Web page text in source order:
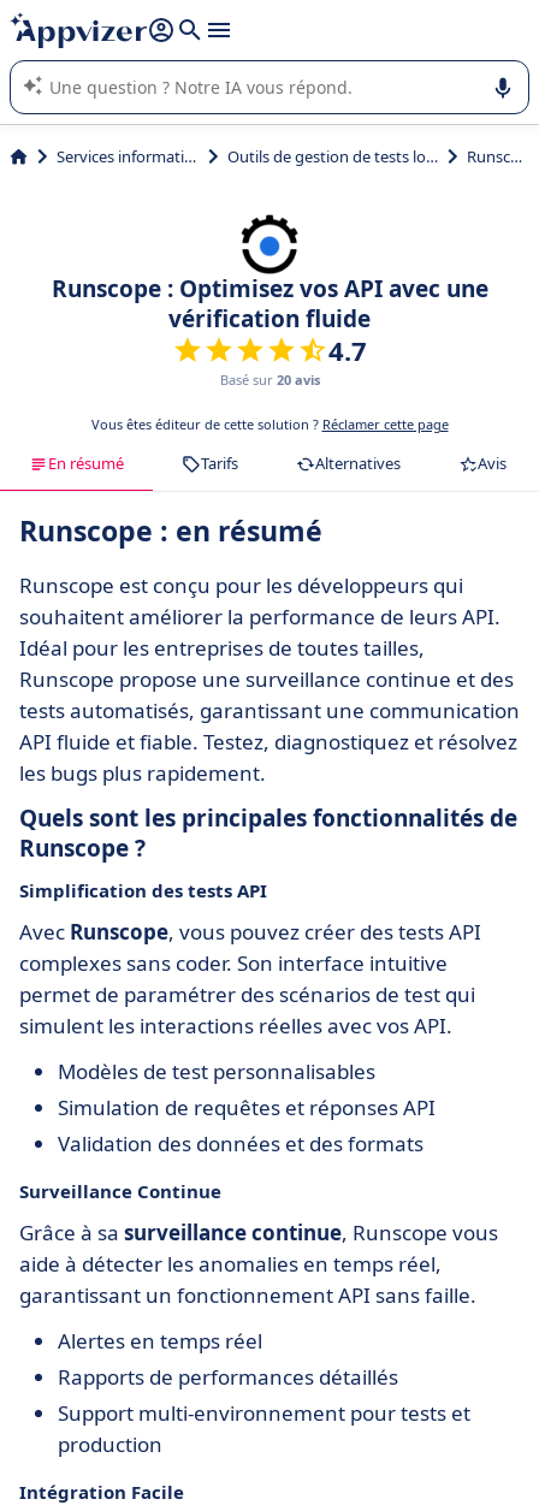
répondre (plusieurs lignes avec
L'IA de Appvizer vous guide dans l'utilisation ou la sélection de
logiciel SaaS en entreprise.
Services informatiques Outils de gestion de tests logiciels Runscope
Runscope : Optimisez vos API avec une
vérification fluide
4.7
Basé sur 20 avis
Vous êtes éditeur de cette solution ? Réclamer cette page
En résumé Tarifs Alternatives Avis
Runscope : en résumé
Runscope est conçu pour les développeurs qui
souhaitent améliorer la performance de leurs API.
Idéal pour les entreprises de toutes tailles,
Runscope propose une surveillance continue et des
tests automatisés, garantissant une communication
API fluide et fiable. Testez, diagnostiquez et résolvez
les bugs plus rapidement.
Quels sont les principales fonctionnalités de
Runscope ?
Simplification des tests API
Avec Runscope, vous pouvez créer des tests API
complexes sans coder. Son interface intuitive
permet de paramétrer des scénarios de test qui
simulent les interactions réelles avec vos API.
Modèles de test personnalisables
Simulation de requêtes et réponses API
Validation des données et des formats
Surveillance Continue
Grâce à sa surveillance continue, Runscope vous
aide à détecter les anomalies en temps réel,
garantissant un fonctionnement API sans faille.
Alertes en temps réel
Rapports de performances détaillés
Support multi-environnement pour tests et
production
Intégration Facile